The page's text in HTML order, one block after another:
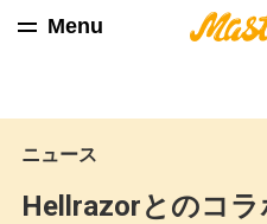
Menu
ニュース
Hellrazorとのコ